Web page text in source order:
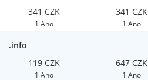
341 CZK
1 Ano
341 CZK
1 Ano
.info
119 CZK
1 Ano
647 CZK
1 Ano